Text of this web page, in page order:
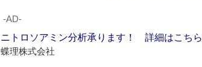
‐AD‐
ニトロソアミン分析承ります！ 詳細はこちら
蝶理株式会社